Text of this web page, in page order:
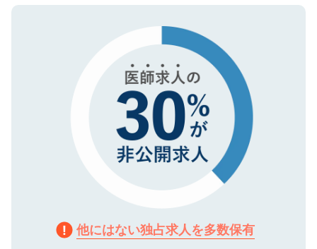
で、機密保持に関してもご安心ください。
ので、まずはご登録ください。
他にはない独占求人を多数保有